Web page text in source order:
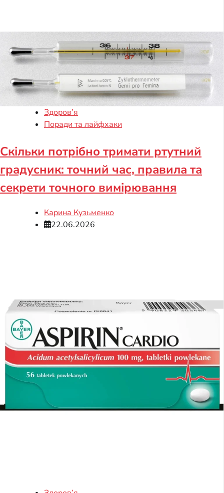
Здоров’я
Поради та лайфхаки
Скільки потрібно тримати ртутний
градусник: точний час, правила та
секрети точного вимірювання
Карина Кузьменко
22.06.2026